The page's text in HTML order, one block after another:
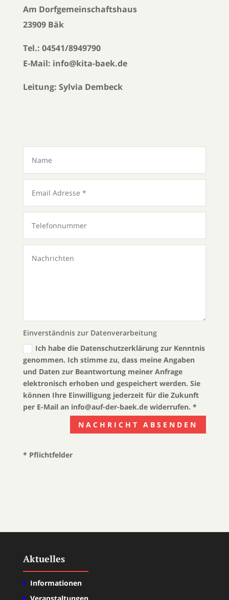
Am Dorfgemeinschaftshaus
23909 Bäk
Tel.: 04541/8949790
E-Mail: info@kita-baek.de
Leitung: Sylvia Dembeck
Einverständnis zur Datenverarbeitung
Ich habe die Datenschutzerklärung zur Kenntnis
genommen. Ich stimme zu, dass meine Angaben
und Daten zur Beantwortung meiner Anfrage
elektronisch erhoben und gespeichert werden. Sie
können Ihre Einwilligung jederzeit für die Zukunft
per E-Mail an info@auf-der-baek.de widerrufen. *
NACHRICHT ABSENDEN
* Pflichtfelder
Aktuelles
Informationen